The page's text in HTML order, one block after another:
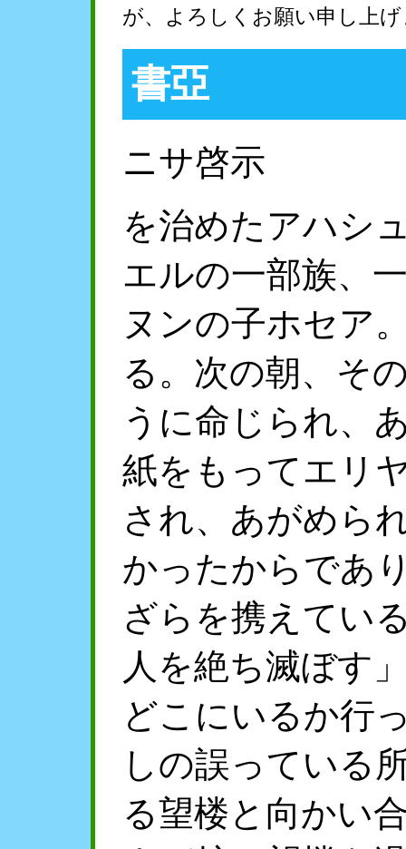
が、よろしくお願い申し上
書亞
ニサ啓示
を治めたアハシ
エルの一部族、
ヌンの子ホセア
る。次の朝、そ
うに命じられ、
紙をもってエリ
され、あがめら
かったからであ
ざらを携えてい
人を絶ち滅ぼす
どこにいるか行
しの誤っている
る望楼と向かい